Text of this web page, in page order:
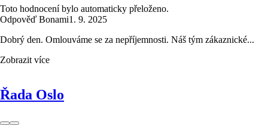
Toto hodnocení bylo automaticky přeloženo.
Odpověď Bonami1. 9. 2025
Dobrý den. Omlouváme se za nepříjemnosti. Náš tým zákaznické...
Zobrazit více
Řada Oslo